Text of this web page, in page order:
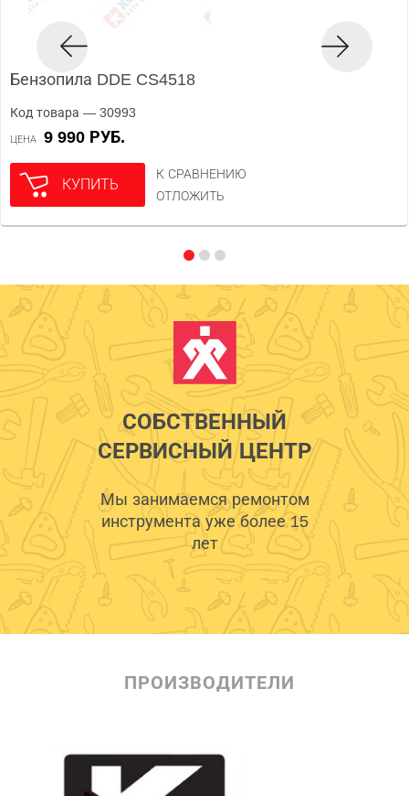
Бензопила DDE CS4518
Код товара — 30993
ЦЕНА 9 990 РУБ.
КУПИТЬ
К СРАВНЕНИЮ
ОТЛОЖИТЬ
СОБСТВЕННЫЙ
СЕРВИСНЫЙ ЦЕНТР
Мы занимаемся ремонтом
инструмента уже более 15
лет
ПРОИЗВОДИТЕЛИ